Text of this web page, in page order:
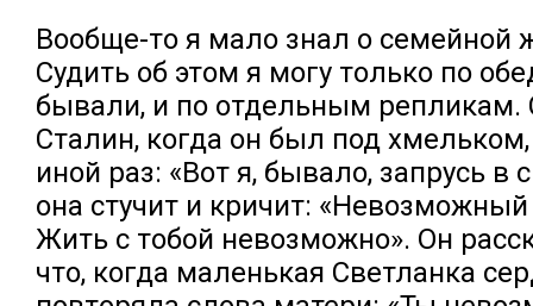
Вообще-то я мало знал о семейной
Судить об этом я могу только по
бывали, и по отдельным репликам.
Сталин, когда он был под
иной раз: «Вот я, бывало, запрусь в
она стучит и кричит:
Жить с тобой невозможно». Он
что, когда маленькая Светланка